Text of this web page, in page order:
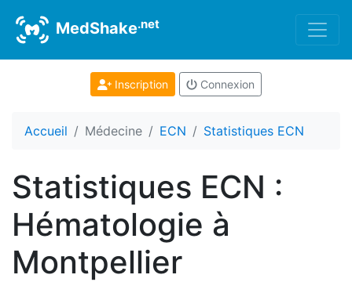
MedShake.net
Inscription Connexion
Accueil Médecine ECN Statistiques ECN
Statistiques ECN :
Hématologie à
Montpellier